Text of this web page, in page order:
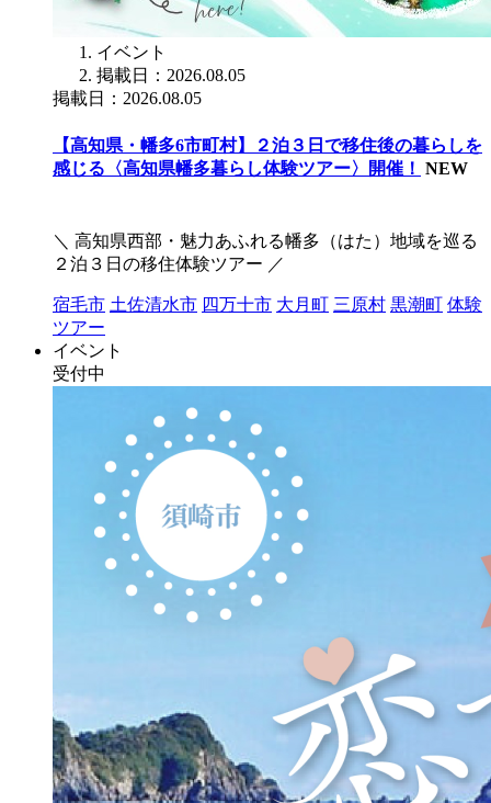
イベント
掲載日：2026.08.05
掲載日：2026.08.05
【高知県・幡多6市町村】２泊３日で移住後の暮らしを
感じる〈高知県幡多暮らし体験ツアー〉開催！ NEW
＼ 高知県西部・魅力あふれる幡多（はた）地域を巡る
２泊３日の移住体験ツアー ／
宿毛市 土佐清水市 四万十市 大月町 三原村 黒潮町 体験
ツアー
イベント
受付中